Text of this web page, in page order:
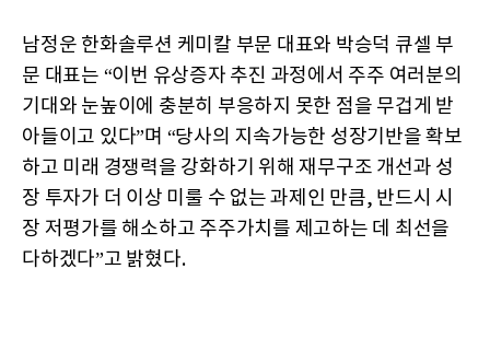
남정운 한화솔루션 케미칼 부문 대표와 박승덕 큐셀 부
문 대표는 “이번 유상증자 추진 과정에서 주주 여러분의
기대와 눈높이에 충분히 부응하지 못한 점을 무겁게 받
아들이고 있다”며 “당사의 지속가능한 성장기반을 확보
하고 미래 경쟁력을 강화하기 위해 재무구조 개선과 성
장 투자가 더 이상 미룰 수 없는 과제인 만큼, 반드시 시
장 저평가를 해소하고 주주가치를 제고하는 데 최선을
다하겠다”고 밝혔다.